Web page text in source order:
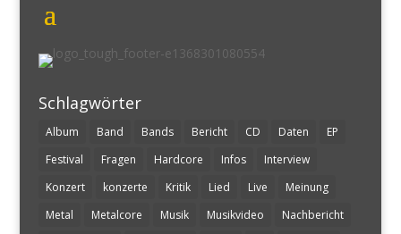
Schlagwörter
Album Band Bands Bericht CD Daten
EP
Festival
Fragen Hardcore Infos
Interview
Konzert
konzerte Kritik Lied Live
Meinung
Metal
Metalcore Musik Musikvideo
Nachbericht